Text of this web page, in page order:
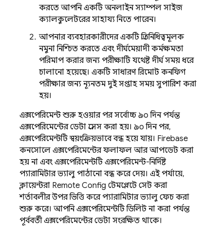
করতে আপনি একটি অনলাইন স্যাম্পল সাইজ
ক্যালকুলেটরের সাহায্য নিতে পারেন।
আপনার ব্যবহারকারীদের একটি প্রতিনিধিত্বমূলক
নমুনা নিশ্চিত করতে এবং দীর্ঘমেয়াদী কর্মক্ষমতা
পরিমাপ করার জন্য পরীক্ষাটি যথেষ্ট দীর্ঘ সময় ধরে
চালানো হয়েছে। একটি সাধারণ রিমোট কনফিগ
পরীক্ষার জন্য ন্যূনতম দুই সপ্তাহ সময় সুপারিশ করা
হয়।
এক্সপেরিমেন্ট শুরু হওয়ার পর সর্বোচ্চ ৯০ দিন পর্যন্ত
এক্সপেরিমেন্টের ডেটা প্রসেস করা হয়। ৯০ দিন পর,
এক্সপেরিমেন্টটি স্বয়ংক্রিয়ভাবে বন্ধ হয়ে যায়। Firebase
কনসোলে এক্সপেরিমেন্টের ফলাফল আর আপডেট করা
হয় না এবং এক্সপেরিমেন্টটি এক্সপেরিমেন্ট-নির্দিষ্ট
প্যারামিটার ভ্যালু পাঠানো বন্ধ করে দেয়। এই পর্যায়ে,
ক্লায়েন্টরা Remote Config টেমপ্লেটে সেট করা
শর্তাবলীর উপর ভিত্তি করে প্যারামিটার ভ্যালু ফেচ করা
শুরু করে। আপনি এক্সপেরিমেন্টটি ডিলিট না করা পর্যন্ত
পূর্ববর্তী এক্সপেরিমেন্টের ডেটা সংরক্ষিত থাকে।